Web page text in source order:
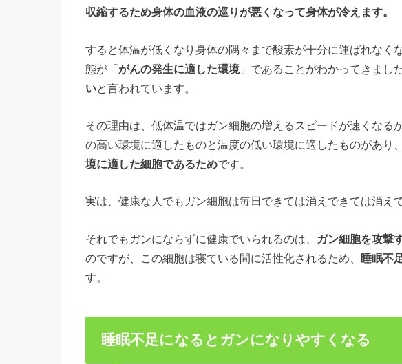
収縮するため身体の血液の巡りが悪くなって身体が冷えます。
すると体温が低くなり身体の隅々まで酸素が十分に運ばれなく
態が「がんの発生に適した環境 」であることがわかってきました
いと言われています。
その理由は、低体温ではガン細胞の増えるスピードが速くなる
の高い環境に適したものと温度の低い環境に適したものがあり
境に適した細胞であるためです。
実は、健康な人でもガン細胞は毎日できては消えできては消え
それでもガンにならずに健康でいられるのは、 ガン細胞を攻撃
のですが、この細胞は寝ている間に活性化されるため、
睡眠不
す。
睡眠不足になるとガンになりやすくなる